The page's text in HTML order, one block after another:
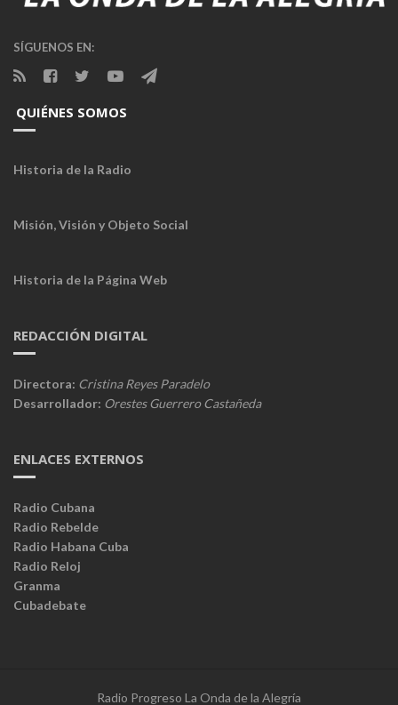
SÍGUENOS EN:
QUIÉNES SOMOS
Historia de la Radio
Misión, Visión y Objeto Social
Historia de la Página Web
REDACCIÓN DIGITAL
Directora: Cristina Reyes Paradelo
Desarrollador: Orestes Guerrero Castañeda
ENLACES EXTERNOS
Radio Cubana
Radio Rebelde
Radio Habana Cuba
Radio Reloj
Granma
Cubadebate
Radio Progreso La Onda de la Alegría